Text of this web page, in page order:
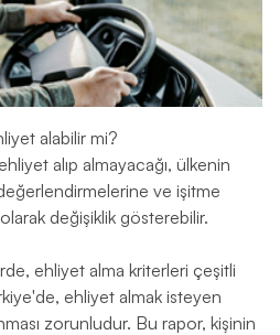
alabilir mi?
alıp almayacağı, ülkenin
ve işitme
değişiklik gösterebilir.
ehliyet alma kriterleri çeşitli
ehliyet almak isteyen
zorunludur. Bu rapor, kişinin